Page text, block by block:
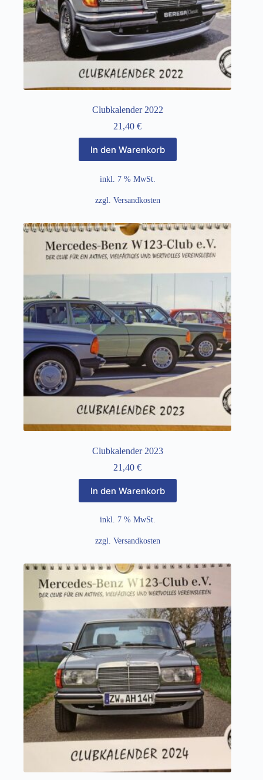
Clubkalender 2022
21,40€
In den Warenkorb
inkl. 7 % MwSt.
zzgl. Versandkosten
Clubkalender 2023
21,40€
In den Warenkorb
inkl. 7 % MwSt.
zzgl. Versandkosten